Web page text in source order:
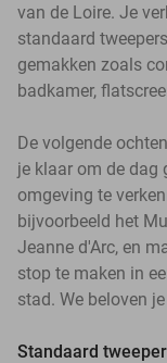
van de Loire. Je
standaard
gemakken zoals
badkamer,
De volgende
je klaar om de dag
omgeving te
bijvoorbeeld het
Jeanne d'Arc, en
stop te maken in
stad. We beloven
Standaard